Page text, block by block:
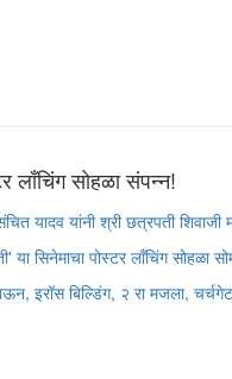
लाँचिंग सोहळा संपन्न!
यादव यांनी श्री छत्रपती शिवाजी
सिनेमाचा पोस्टर लाँचिंग सोहळा
इरॉस बिल्डिंग, २ रा मजला,